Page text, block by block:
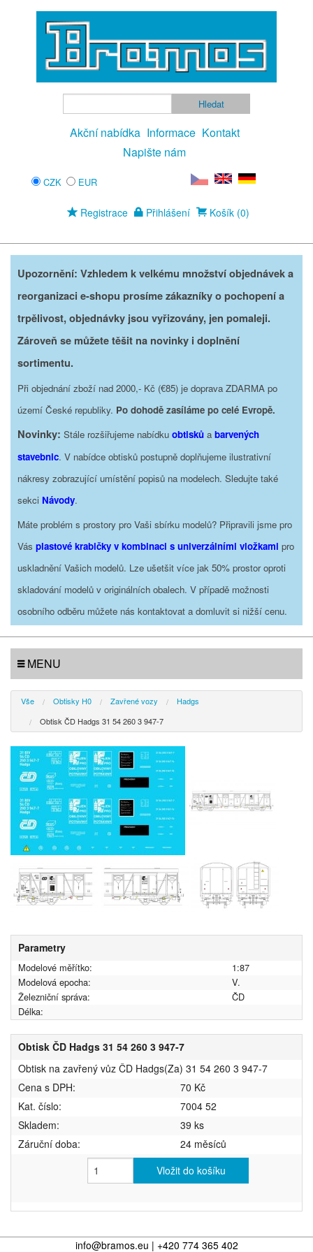
Akční nabídka Informace Kontakt
Napište nám
CZK EUR
Registrace Přihlášení Košík (0)
Upozornění: Vzhledem k velkému množství objednávek a
reorganizaci e-shopu prosíme zákazníky o pochopení a
trpělivost, objednávky jsou vyřizovány, jen pomaleji.
Zároveň se můžete těšit na novinky i doplnění
sortimentu.
Při objednání zboží nad 2000,- Kč (€85) je doprava ZDARMA po
území České republiky. Po dohodě zasíláme po celé Evropě.
Novinky: Stále rozšiřujeme nabídku obtisků a barvených
stavebnic. V nabídce obtisků postupně doplňujeme ilustrativní
nákresy zobrazující umístění popisů na modelech. Sledujte také
sekci Návody.
Máte problém s prostory pro Vaši sbírku modelů? Připravili jsme pro
Vás plastové krabičky v kombinaci s univerzálními vložkami pro
uskladnění Vašich modelů. Lze ušetšit více jak 50% prostor oproti
skladování modelů v originálních obalech. V případě možnosti
osobního odběru můžete nás kontaktovat a domluvit si nižší cenu.
MENU
Vše Obtisky H0 Zavřené vozy
Hadgs
Obtisk ČD Hadgs 31 54 260 3 947-7
Parametry
Modelové měřítko:
1:87
Modelová epocha:
V.
Železniční správa:
ČD
Délka:
Obtisk ČD Hadgs 31 54 260 3 947-7
Obtisk na zavřený vůz ČD Hadgs(Za) 31 54 260 3 947-7
Cena s DPH:
70 Kč
Kat. číslo:
7004 52
Skladem:
39 ks
Záruční doba:
24 měsíců
Vložit do košíku
info@bramos.eu | +420 774 365 402